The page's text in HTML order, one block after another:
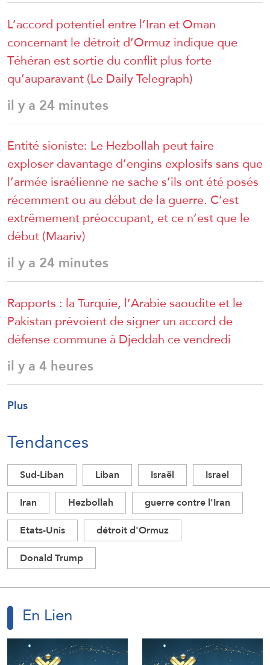
L’accord potentiel entre l’Iran et Oman
concernant le détroit d’Ormuz indique que
Téhéran est sortie du conflit plus forte
qu’auparavant (Le Daily Telegraph)
il y a 24 minutes
Entité sioniste: Le Hezbollah peut faire
exploser davantage d’engins explosifs sans que
l’armée israélienne ne sache s’ils ont été posés
récemment ou au début de la guerre. C’est
extrêmement préoccupant, et ce n’est que le
début (Maariv)
il y a 24 minutes
Rapports : la Turquie, l’Arabie saoudite et le
Pakistan prévoient de signer un accord de
défense commune à Djeddah ce vendredi
il y a 4 heures
Plus
Tendances
Sud-Liban Liban Israël
Israel
Iran
Hezbollah
guerre contre l'Iran
Etats-Unis
détroit d'Ormuz
Donald Trump
En Lien